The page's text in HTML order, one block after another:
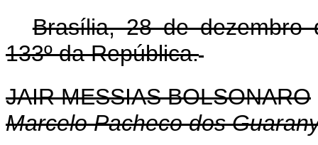
Brasília, 28 de dezembro
133º da República.
JAIR MESSIAS BOLSONARO
Marcelo Pacheco dos